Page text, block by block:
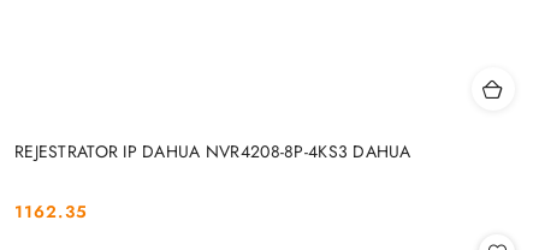
REJESTRATOR IP DAHUA NVR4208-8P-4KS3 DAHUA
Cena:
1162.35